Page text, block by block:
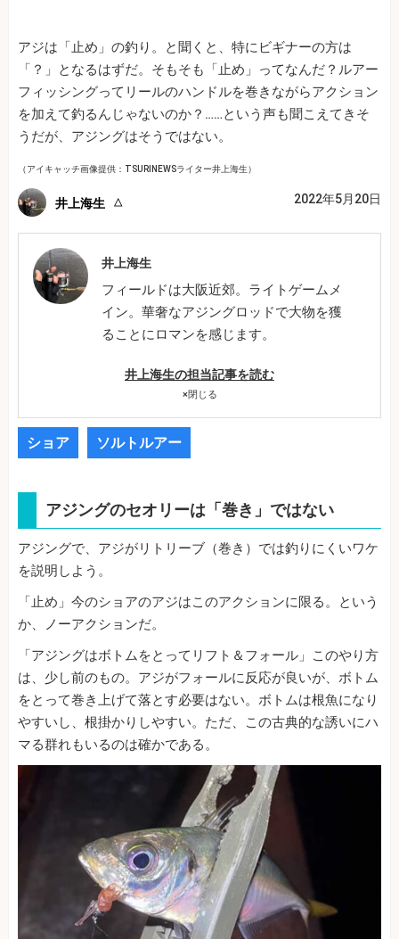
アジは「止め」の釣り。と聞くと、特にビギナーの方は
「？」となるはずだ。そもそも「止め」ってなんだ？ルアー
フィッシングってリールのハンドルを巻きながらアクション
を加えて釣るんじゃないのか？……という声も聞こえてきそ
うだが、アジングはそうではない。
（アイキャッチ画像提供：TSURINEWSライター井上海生）
井上海生 2022年5月20日
井上海生
フィールドは大阪近郊。ライトゲームメ
イン。華奢なアジングロッドで大物を獲
ることにロマンを感じます。
井上海生の担当記事を読む
×閉じる
ショア ソルトルアー
アジングのセオリーは「巻き」ではない
アジングで、アジがリトリーブ（巻き）では釣りにくいワケ
を説明しよう。
「止め」今のショアのアジはこのアクションに限る。という
か、ノーアクションだ。
「アジングはボトムをとってリフト＆フォール」このやり方
は、少し前のもの。アジがフォールに反応が良いが、ボトム
をとって巻き上げて落とす必要はない。ボトムは根魚になり
やすいし、根掛かりしやすい。ただ、この古典的な誘いにハ
マる群れもいるのは確かである。